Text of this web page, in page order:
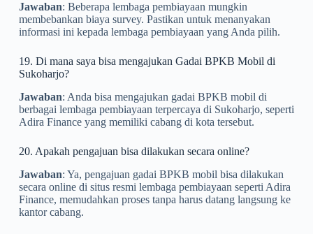
Jawaban: Beberapa lembaga pembiayaan mungkin
membebankan biaya survey. Pastikan untuk menanyakan
informasi ini kepada lembaga pembiayaan yang Anda pilih.
19. Di mana saya bisa mengajukan Gadai BPKB Mobil di
Sukoharjo?
Jawaban: Anda bisa mengajukan gadai BPKB mobil di
berbagai lembaga pembiayaan terpercaya di Sukoharjo, seperti
Adira Finance yang memiliki cabang di kota tersebut.
20. Apakah pengajuan bisa dilakukan secara online?
Jawaban: Ya, pengajuan gadai BPKB mobil bisa dilakukan
secara online di situs resmi lembaga pembiayaan seperti Adira
Finance, memudahkan proses tanpa harus datang langsung ke
kantor cabang.